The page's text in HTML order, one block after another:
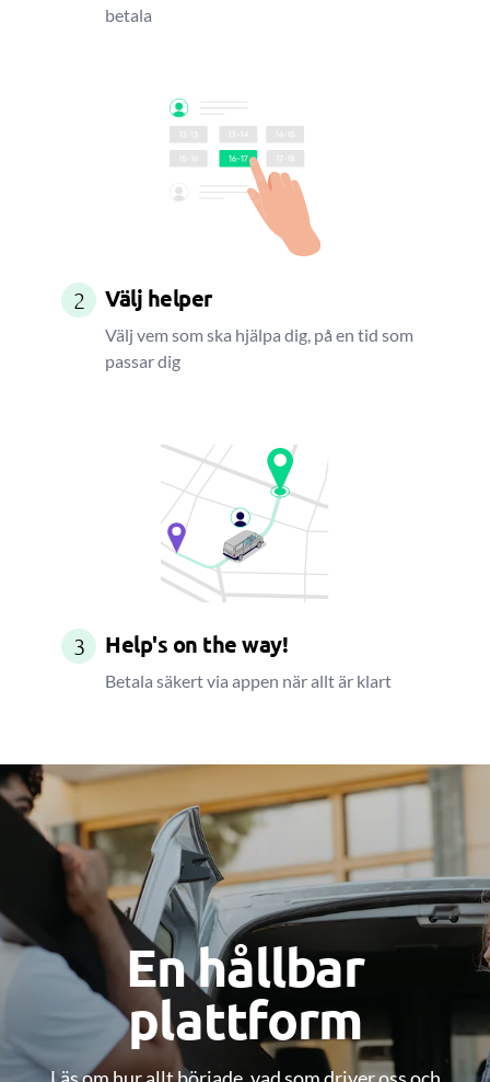
betala
2 Välj helper
Välj vem som ska hjälpa dig, på en tid som
passar dig
3 Help's on the way!
Betala säkert via appen när allt är klart
En hållbar
plattform